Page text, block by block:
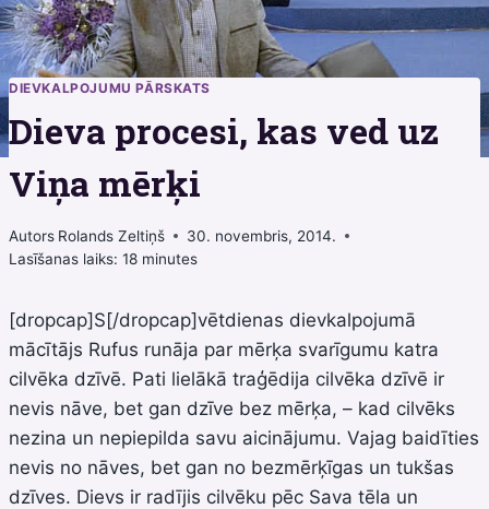
DIEVKALPOJUMU PĀRSKATS
Dieva procesi, kas ved uz
Viņa mērķi
Autors Rolands Zeltiņš
30. novembris, 2014.
Lasīšanas laiks: 18 minutes
[dropcap]S[/dropcap]vētdienas dievkalpojumā
mācītājs Rufus runāja par mērķa svarīgumu katra
cilvēka dzīvē. Pati lielākā traģēdija cilvēka dzīvē ir
nevis nāve, bet gan dzīve bez mērķa, – kad cilvēks
nezina un nepiepilda savu aicinājumu. Vajag baidīties
nevis no nāves, bet gan no bezmērķīgas un tukšas
dzīves. Dievs ir radījis cilvēku pēc Sava tēla un